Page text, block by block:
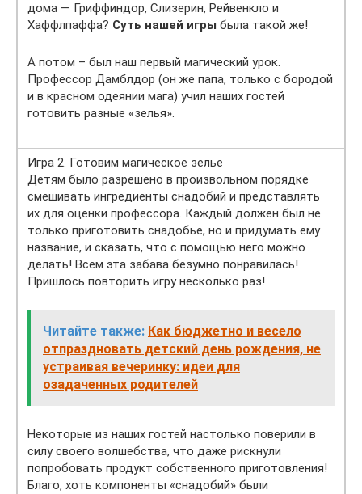
дома — Гриффиндор, Слизерин, Рейвенкло и
Хаффлпаффа? Суть нашей игры была такой же!
А потом – был наш первый магический урок.
Профессор Дамблдор (он же папа, только с бородой
и в красном одеянии мага) учил наших гостей
готовить разные «зелья».
Игра 2. Готовим магическое зелье
Детям было разрешено в произвольном порядке
смешивать ингредиенты снадобий и представлять
их для оценки профессора. Каждый должен был не
только приготовить снадобье, но и придумать ему
название, и сказать, что с помощью него можно
делать! Всем эта забава безумно понравилась!
Пришлось повторить игру несколько раз!
Читайте также: Как бюджетно и весело
отпраздновать детский день рождения, не
устраивая вечеринку: идеи для
озадаченных родителей
Некоторые из наших гостей настолько поверили в
силу своего волшебства, что даже рискнули
попробовать продукт собственного приготовления!
Благо, хоть компоненты «снадобий» были